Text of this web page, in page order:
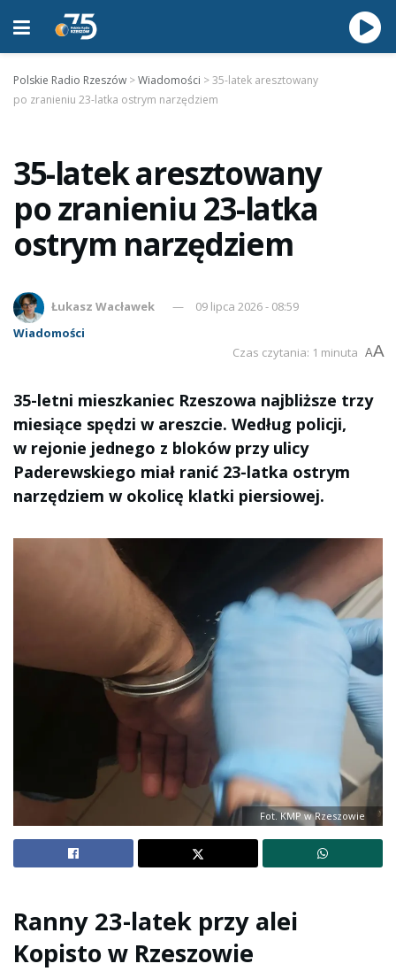
Polskie Radio Rzeszów >Wiadomości >35-latek aresztowany
po zranieniu 23-latka ostrym narzędziem
35-latek aresztowany
po zranieniu 23-latka
ostrym narzędziem
Łukasz Wacławek
09 lipca 2026 - 08:59
Wiadomości
Czas czytania: 1 minuta AA
35-letni mieszkaniec Rzeszowa najbliższe trzy
miesiące spędzi w areszcie. Według policji,
w rejonie jednego z bloków przy ulicy
Paderewskiego miał ranić 23-latka ostrym
narzędziem w okolicę klatki piersiowej.
Fot. KMP w Rzeszowie
Ranny 23-latek przy alei
Kopisto w Rzeszowie